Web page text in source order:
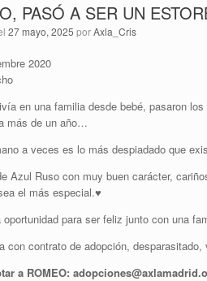
PASÓ A SER UN
27 mayo, 2025 porAxla_Cris
2020
en una familia desde bebé, pasaron
más de un año…
a veces es lo más despiadado que
Azul Ruso con muy buen carácter,
el más especial.♥️
oportunidad para ser feliz junto con una
con contrato de adopción,
a ROMEO: